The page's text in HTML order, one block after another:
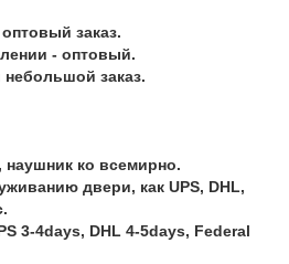
заказ.
- оптовый.
небольшой заказ.
ко всемирно.
двери, как UPS, DHL,
3-4days, DHL 4-5days, Federal